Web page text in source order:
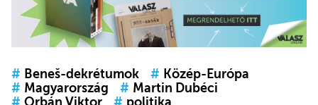
# Beneš-dekrétumok # Közép-Európa
# Magyarország # Martin Dubéci
# Orbán Viktor # politika